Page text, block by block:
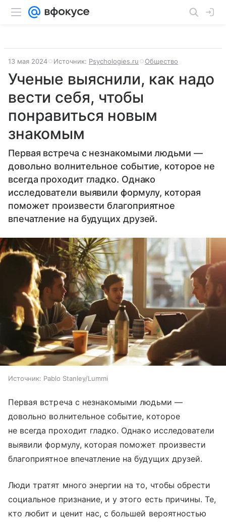
13 мая 2024 Источник: Psychologies.ru Общество
Ученые выяснили, как надо
вести себя, чтобы
понравиться новым
знакомым
Первая встреча с незнакомыми людьми —
довольно волнительное событие, которое не
всегда проходит гладко. Однако
исследователи выявили формулу, которая
поможет произвести благоприятное
впечатление на будущих друзей.
Источник: Pablo Stanley/Lummi
Первая встреча с незнакомыми людьми —
довольно волнительное событие, которое
не всегда проходит гладко. Однако исследователи
выявили формулу, которая поможет произвести
благоприятное впечатление на будущих друзей.
Люди тратят много энергии на то, чтобы обрести
социальное признание, и у этого есть причины. Те,
кто любит и ценит нас, с большей вероятностью